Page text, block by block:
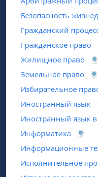
Безопасность
Гражданский
Гражданское право
Жилищное право
Земельное право
Избирательное
Иностранный язык
Иностранный язык
Информатика
Информационные
Исполнительное